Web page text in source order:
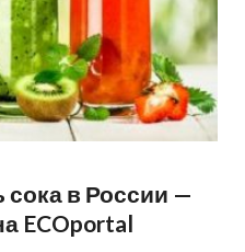
сока в России —
ECOportal